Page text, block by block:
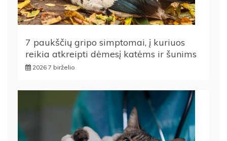
7 paukščių gripo simptomai, į kuriuos
reikia atkreipti dėmesį katėms ir šunims
2026 7 birželio